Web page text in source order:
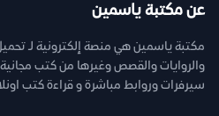
عن مكتبة ياسمين
مكتبة ياسمين هي منصة إلكترونية لـ
سيرفرات وروابط مباشرة و قراءة كتب